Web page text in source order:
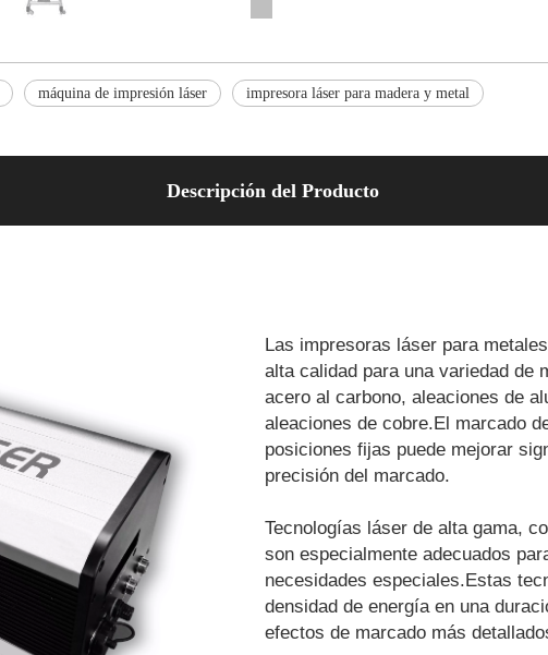
máquina de impresión láser impresora láser para madera y metal
Descripción del Producto
Las impresoras láser para
alta calidad para una variedad de
acero al carbono, aleaciones de
aleaciones de cobre.El marcado
posiciones fijas puede mejorar
precisión del marcado.
Tecnologías láser de alta gama,
son especialmente adecuados
necesidades especiales.Estas
densidad de energía en una
efectos de marcado más